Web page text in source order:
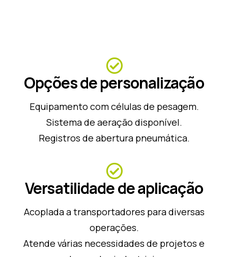
Opções de personalização
Equipamento com células de pesagem.
Sistema de aeração disponível.
Registros de abertura pneumática.
Versatilidade de aplicação
Acoplada a transportadores para diversas
operações.
Atende várias necessidades de projetos e